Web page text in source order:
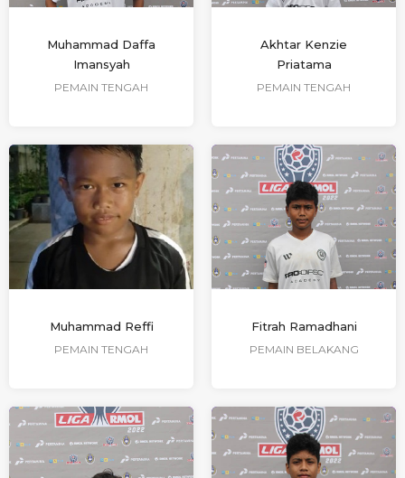
Muhammad Daffa
Imansyah
PEMAIN TENGAH
Akhtar Kenzie
Priatama
PEMAIN TENGAH
Muhammad Reffi
PEMAIN TENGAH
Fitrah Ramadhani
PEMAIN BELAKANG